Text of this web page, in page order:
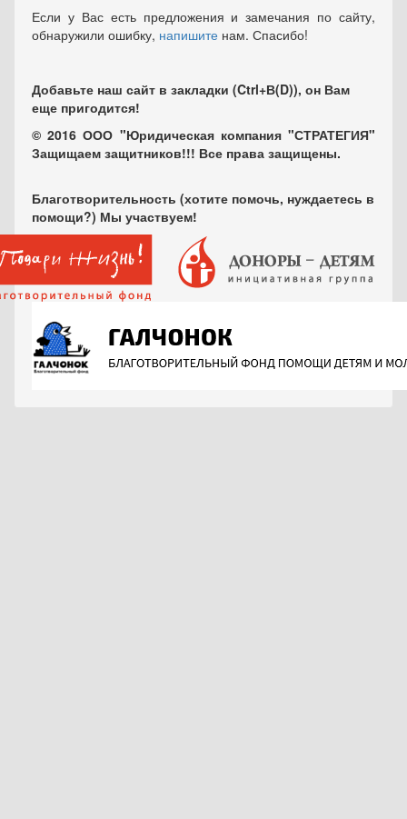
Если у Вас есть предложения и замечания по сайту,
обнаружили ошибку, напишите нам. Спасибо!
Добавьте наш сайт в закладки (Ctrl+В(D)), он Вам
еще пригодится!
© 2016 ООО "Юридическая компания "СТРАТЕГИЯ"
Защищаем защитников!!! Все права защищены.
Благотворительность (хотите помочь, нуждаетесь в
помощи?) Мы участвуем!